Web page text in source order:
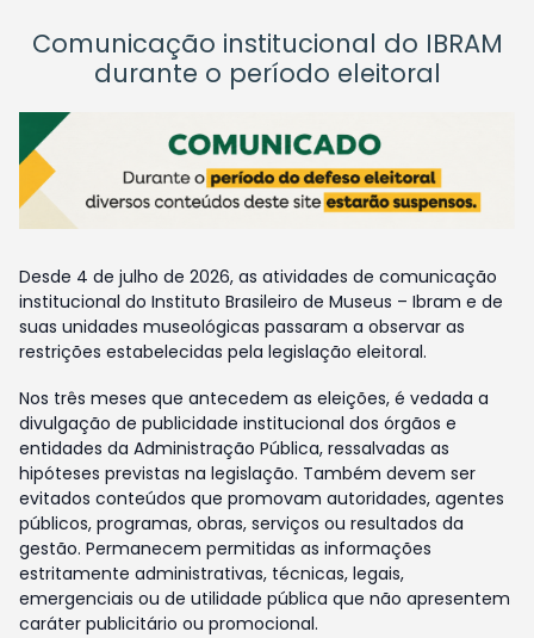
Comunicação institucional do IBRAM
durante o período eleitoral
Desde 4 de julho de 2026, as atividades de comunicação
institucional do Instituto Brasileiro de Museus – Ibram e de
suas unidades museológicas passaram a observar as
restrições estabelecidas pela legislação eleitoral.
Nos três meses que antecedem as eleições, é vedada a
divulgação de publicidade institucional dos órgãos e
entidades da Administração Pública, ressalvadas as
hipóteses previstas na legislação. Também devem ser
evitados conteúdos que promovam autoridades, agentes
públicos, programas, obras, serviços ou resultados da
gestão. Permanecem permitidas as informações
estritamente administrativas, técnicas, legais,
emergenciais ou de utilidade pública que não apresentem
caráter publicitário ou promocional.